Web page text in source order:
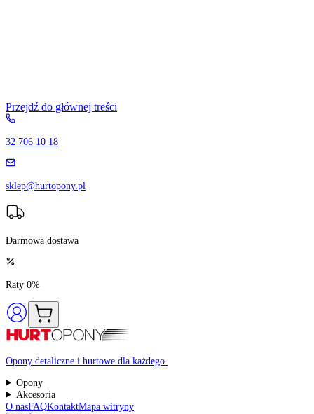
Przejdź do głównej treści
32 706 10 18
sklep@hurtopony.pl
Darmowa dostawa
Raty 0%
Opony detaliczne i hurtowe dla każdego.